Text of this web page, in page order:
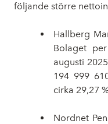
följande större
Hallberg
Bolaget
augusti
194 999
cirka 29,27
Nordnet